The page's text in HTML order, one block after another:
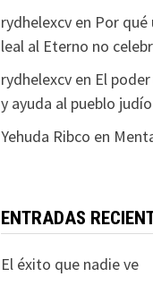
rydhelexcven Por
leal al Eterno no
rydhelexcven El
y ayuda al pueblo judío
Yehuda Ribco en
ENTRADAS
El éxito que nadie ve